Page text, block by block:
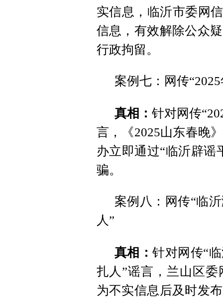
实信息，临沂市委网
信息，有效解除公众
行政拘留。
案例七：网传
真相： 针对网传
言，《2025山东春晚
办立即通过“临沂辟谣
骗。
案例八：网传“临
人”
真相：针对网传“
扎人”谣言，兰山区
为不实信息后及时发